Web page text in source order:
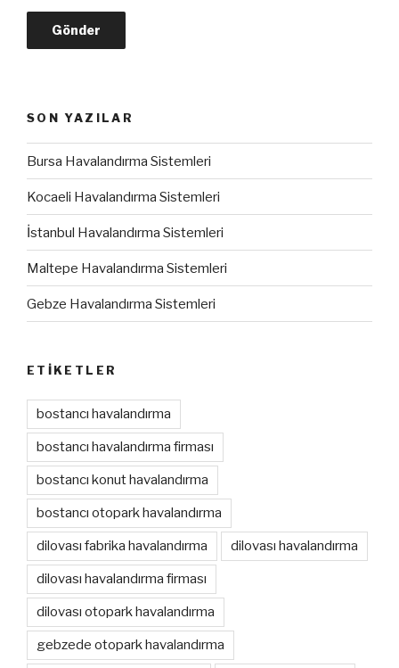
SON YAZILAR
Bursa Havalandırma Sistemleri
Kocaeli Havalandırma Sistemleri
İstanbul Havalandırma Sistemleri
Maltepe Havalandırma Sistemleri
Gebze Havalandırma Sistemleri
ETIKETLER
bostancı havalandırma
bostancı havalandırma firması
bostancı konut havalandırma
bostancı otopark havalandırma
dilovası fabrika havalandırma dilovası havalandırma
dilovası havalandırma firması
dilovası otopark havalandırma
gebzede otopark havalandırma